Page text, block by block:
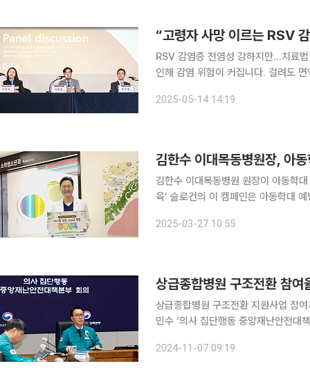
“고령자 사망 이르는 RSV
RSV 감염증 전염성 강하지만…치료법 없어 예방이 중요 “호흡기
인해 감염 위험이 커집니다. 걸려도
인터컨티넨탈 서울 파르나스 호텔에
2025-05-14 14:19
김한수 이대목동병원장, 아
김한수 이대목동병원 원장이 아동학대 예방 캠페인에 참
육’ 슬로건의 이 캠페인은 아동학대
장 지목으로 캠페인에 참여했다. 그는
2025-03-27 10:55
상급종합병원 구조전환 참
상급종합병원 구조전환 지원사업 참
민수 ‘의사 집단행동 중앙재난안전대
병원, 경상국립대병원, 고신대복음병
2024-11-07 09:19